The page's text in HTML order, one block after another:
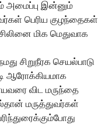
அமைப்பு இன்னும்
பெரிய குழந்தைகள்
மிக மெதுவாக
சிறுநீரக செயல்பாடு
ஆரோக்கியமாக
விட மருந்தை
மருத்துவர்கள்